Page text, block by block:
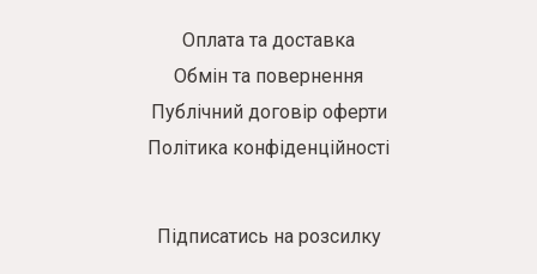
Оплата та доставка
Обмін та повернення
Публічний договір оферти
Політика конфіденційності
Підписатись на розсилку